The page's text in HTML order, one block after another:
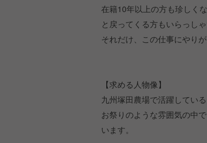
在籍10年以上の方も珍しく
と戻ってくる方もいらっしゃ
それだけ、この仕事にやり
【求める人物像】
九州塚田農場で活躍してい
お祭りのような雰囲気の中
います。